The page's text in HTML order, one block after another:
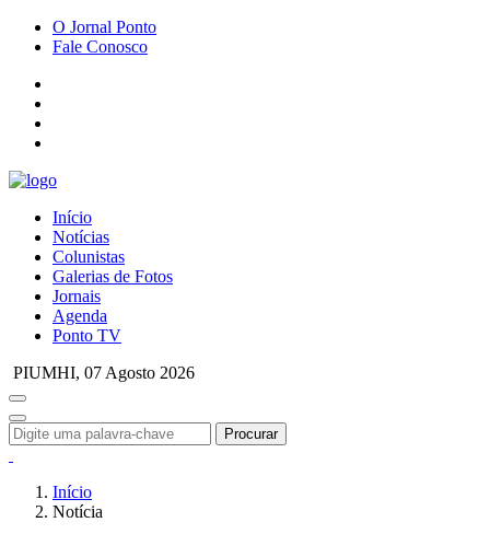
O Jornal Ponto
Fale Conosco
Início
Notícias
Colunistas
Galerias de Fotos
Jornais
Agenda
Ponto TV
PIUMHI, 07 Agosto 2026
Procurar
Início
Notícia